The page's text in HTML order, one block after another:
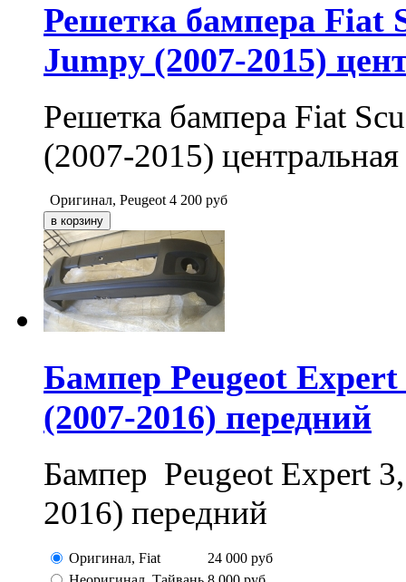
Решетка бампера Fiat
Jumpy (2007-2015)
Решетка бампера Fiat
(2007-2015) центральная
Оригинал, Peugeot 4 200 руб
Бампер Peugeot
(2007-2016) передний
Бампер Peugeot Expert
2016) передний
Оригинал, Fiat 24 000 руб